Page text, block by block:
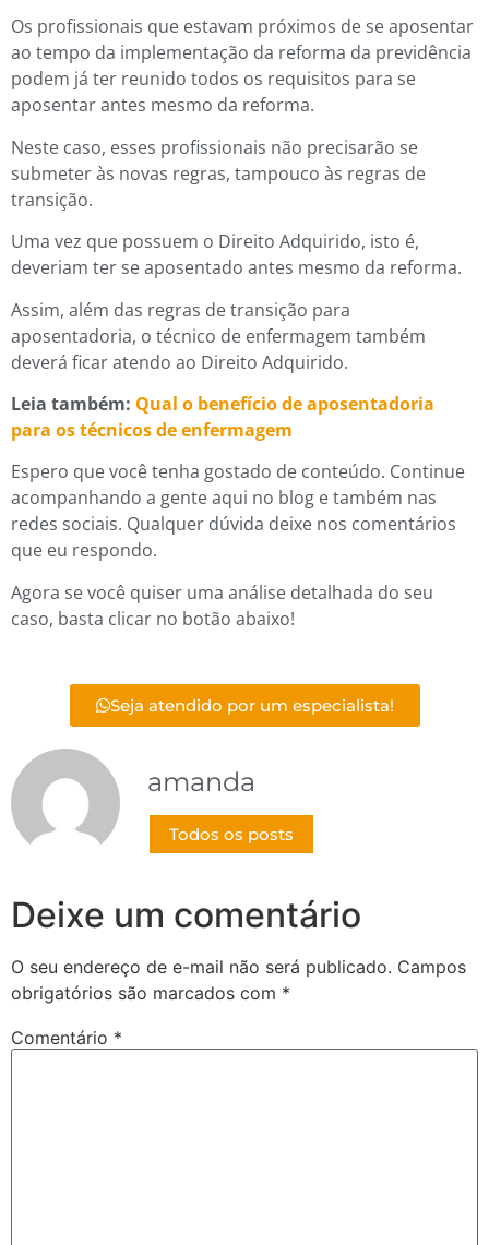
Os profissionais que estavam próximos de se aposentar
ao tempo da implementação da reforma da previdência
podem já ter reunido todos os requisitos para se
aposentar antes mesmo da reforma.
Neste caso, esses profissionais não precisarão se
submeter às novas regras, tampouco às regras de
transição.
Uma vez que possuem o Direito Adquirido, isto é,
deveriam ter se aposentado antes mesmo da reforma.
Assim, além das regras de transição para
aposentadoria, o técnico de enfermagem também
deverá ficar atendo ao Direito Adquirido.
Leia também: Qual o benefício de aposentadoria
para os técnicos de enfermagem
Espero que você tenha gostado de conteúdo. Continue
acompanhando a gente aqui no blog e também nas
redes sociais. Qualquer dúvida deixe nos comentários
que eu respondo.
Agora se você quiser uma análise detalhada do seu
caso, basta clicar no botão abaixo!
Seja atendido por um especialista!
amanda
Todos os posts
Deixe um comentário
O seu endereço de e-mail não será publicado. Campos
obrigatórios são marcados com *
Comentário *